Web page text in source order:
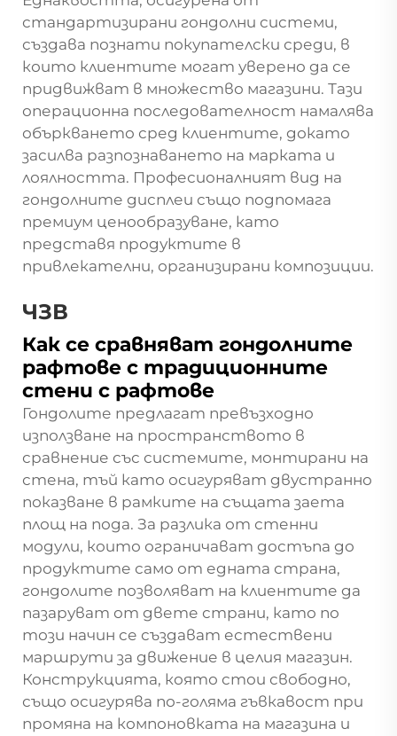
стандартизирани гондолни системи,
създава познати покупателски среди, в
които клиентите могат уверено да се
придвижват в множество магазини. Тази
операционна последователност намалява
объркването сред клиентите, докато
засилва разпознаването на марката и
лоялността. Професионалният вид на
гондолните дисплеи също подпомага
премиум ценообразуване, като
представя продуктите в
привлекателни, организирани композиции.
ЧЗВ
Как се сравняват гондолните
рафтове с традиционните
стени с рафтове
Гондолите предлагат превъзходно
използване на пространството в
сравнение със системите, монтирани на
стена, тъй като осигуряват двустранно
показване в рамките на същата заета
площ на пода. За разлика от стенни
модули, които ограничават достъпа до
продуктите само от едната страна,
гондолите позволяват на клиентите да
пазаруват от двете страни, като по
този начин се създават естествени
маршрути за движение в целия магазин.
Конструкцията, която стои свободно,
също осигурява по-голяма гъвкавост при
промяна на компоновката на магазина и